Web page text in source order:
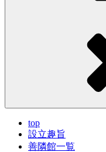
top
設立趣旨
善隣館一覧